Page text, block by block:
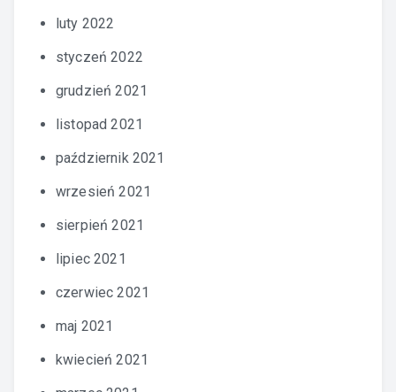
luty 2022
styczeń 2022
grudzień 2021
listopad 2021
październik 2021
wrzesień 2021
sierpień 2021
lipiec 2021
czerwiec 2021
maj 2021
kwiecień 2021